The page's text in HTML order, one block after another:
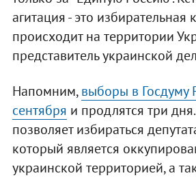
агитация - это избирательная
происходит на территории
представитель украинской
Напомним,выборы в Госдуму
сентября и продлятся три
позволяет избираться
который является
украинской территорией, а